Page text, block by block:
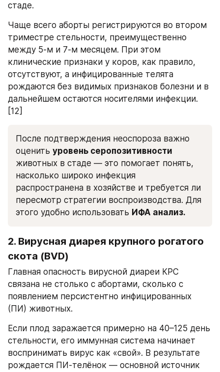
стаде.
Чаще всего аборты регистрируются во втором
триместре стельности, преимущественно
между 5-м и 7-м месяцем. При этом
клинические признаки у коров, как правило,
отсутствуют, а инфицированные телята
рождаются без видимых признаков болезни и в
дальнейшем остаются носителями инфекции.
[12]
После подтверждения неоспороза важно
оценить
животных в стаде — это помогает понять,
насколько широко инфекция
распространена в хозяйстве и требуется ли
пересмотр стратегии воспроизводства. Для
этого удобно использовать ИФА анализ.
2. Вирусная диарея крупного рогатого
скота (BVD)
Главная опасность вирусной диареи КРС
связана не столько с абортами, сколько с
появлением персистентно инфицированных
(ПИ) животных.
Если плод заражается примерно на 40–125 день
стельности, его иммунная система начинает
воспринимать вирус как «свой». В результате
рождается ПИ-телёнок — основной источник